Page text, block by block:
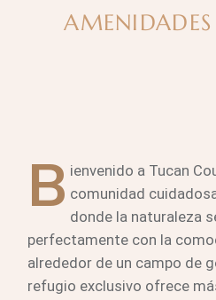
AMENIDADES
B ienvenido a Tucan
comunidad
donde la naturaleza
perfectamente con la
alrededor de un campo de
refugio exclusivo ofrece